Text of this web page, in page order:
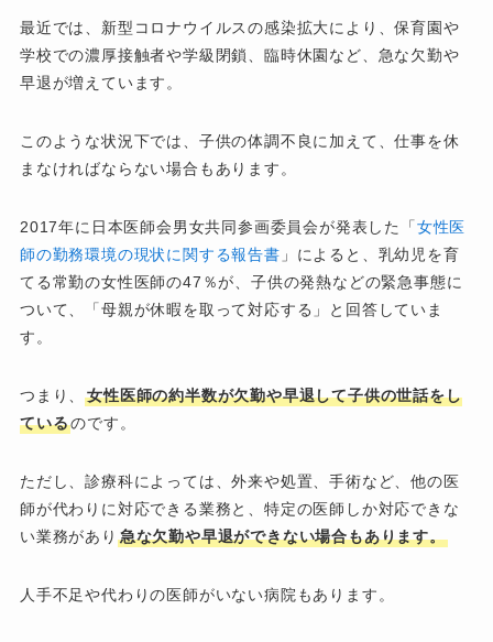
最近では、新型コロナウイルスの感染拡大により、保育園や
学校での濃厚接触者や学級閉鎖、臨時休園など、急な欠勤や
早退が増えています。
このような状況下では、子供の体調不良に加えて、仕事を休
まなければならない場合もあります。
2017年に日本医師会男女共同参画委員会が発表した「女性医
師の勤務環境の現状に関する報告書 」によると、乳幼児を育
てる常勤の女性医師の47％が、子供の発熱などの緊急事態に
ついて、「母親が休暇を取って対応する」と回答していま
す。
つまり、女性医師の約半数が欠勤や早退して子供の世話をし
ているのです。
ただし、診療科によっては、外来や処置、手術など、他の医
師が代わりに対応できる業務と、特定の医師しか対応できな
い業務があり 急な欠勤や早退ができない場合もあります。
人手不足や代わりの医師がいない病院もあります。